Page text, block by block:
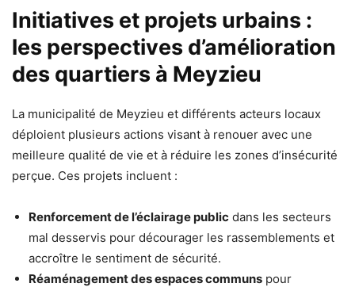
Initiatives et projets urbains :
les perspectives d’amélioration
des quartiers à Meyzieu
La municipalité de Meyzieu et différents acteurs locaux
déploient plusieurs actions visant à renouer avec une
meilleure qualité de vie et à réduire les zones d’insécurité
perçue. Ces projets incluent :
Renforcement de l’éclairage public dans les secteurs
mal desservis pour décourager les rassemblements et
accroître le sentiment de sécurité.
Réaménagement des espaces communs pour